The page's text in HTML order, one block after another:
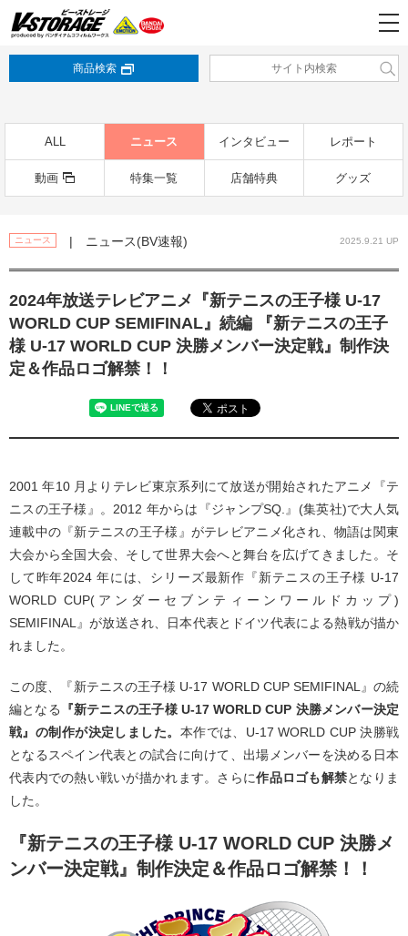
商品検索
ALL ニュース インタビュー レポート
動画 特集一覧 店舗特典 グッズ
ニュース | ニュース(BV速報) 2025.9.21 UP
2024年放送テレビアニメ『新テニスの王⼦様 U-17
WORLD CUP SEMIFINAL』続編 『新テニスの王⼦
様 U-17 WORLD CUP 決勝メンバー決定戦』制作決
定＆作品ロゴ解禁！！
2001 年10 ⽉よりテレビ東京系列にて放送が開始されたアニメ『テ
ニスの王⼦様』。2012 年からは『ジャンプSQ.』(集英社)で⼤⼈気
連載中の『新テニスの王⼦様』がテレビアニメ化され、物語は関東
⼤会から全国⼤会、そして世界⼤会へと舞台を広げてきました。そ
して昨年2024 年には、シリーズ最新作『新テニスの王⼦様 U-17
WORLD CUP(アンダーセブンティーンワールドカップ)
SEMIFINAL』が放送され、⽇本代表とドイツ代表による熱戦が描か
れました。
この度、『新テニスの王⼦様 U-17 WORLD CUP SEMIFINAL』の続
編となる
『新テニスの王⼦様 U-17 WORLD CUP 決勝メンバー決定
戦』の制作が決定しました。 本作では、U-17 WORLD CUP 決勝戦
となるスペイン代表との試合に向けて、出場メンバーを決める⽇本
代表内での熱い戦いが描かれます。さらに作品ロゴも解禁となりま
した。
『新テニスの王⼦様 U-17 WORLD CUP 決勝メ
ンバー決定戦』制作決定＆作品ロゴ解禁！！